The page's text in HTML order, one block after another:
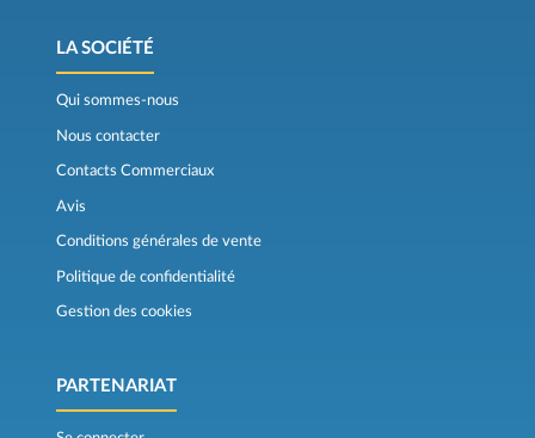
LA SOCIÉTÉ
Qui sommes-nous
Nous contacter
Contacts Commerciaux
Avis
Conditions générales de vente
Politique de confidentialité
Gestion des cookies
PARTENARIAT